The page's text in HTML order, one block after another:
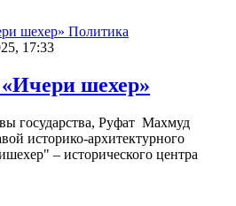
Политика
17:33
шехер»
государства, Руфат Махмуд
историко-архитектурного
– исторического центра